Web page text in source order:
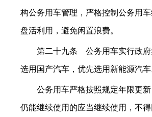
构公务用车管理，严格控制公务用
盘活利用，避免闲置浪费。
第二十九条 公务用车实行政府
选用国产汽车，优先选用新能源汽车
公务用车严格按照规定年限更新
仍能继续使用的应当继续使用，不